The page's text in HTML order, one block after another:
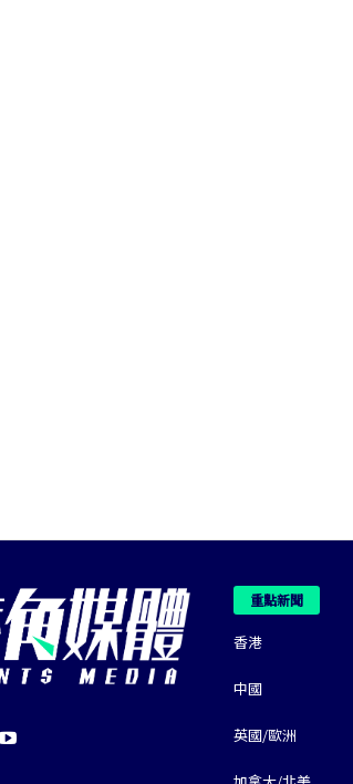
重點新聞
香港
中國
英國/歐洲